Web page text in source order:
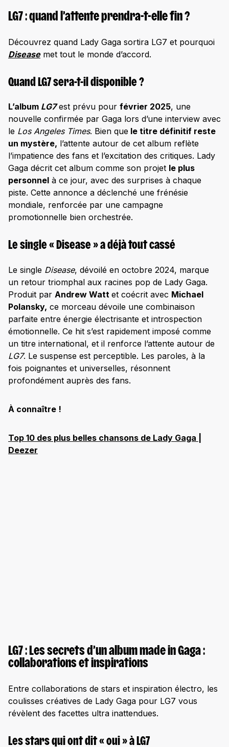
LG7 : quand l’attente prendra-t-elle fin ?
Découvrez quand Lady Gaga sortira LG7 et pourquoi
Diseasemet tout le monde d’accord.
Quand LG7 sera-t-il disponible ?
L’album LG7est prévu pour février 2025, une
nouvelle confirmée par Gaga lors d’une interview avec
le Los Angeles Times. Bien que le titre définitif reste
un mystère, l’attente autour de cet album reflète
l’impatience des fans et l’excitation des critiques. Lady
Gaga décrit cet album comme son projet le plus
personnel à ce jour, avec des surprises à chaque
piste. Cette annonce a déclenché une frénésie
mondiale, renforcée par une campagne
promotionnelle bien orchestrée.
Le single « Disease » a déjà tout cassé
Le single Disease, dévoilé en octobre 2024, marque
un retour triomphal aux racines pop de Lady Gaga.
Produit par Andrew Watt et coécrit avec Michael
Polansky, ce morceau dévoile une combinaison
parfaite entre énergie électrisante et introspection
émotionnelle. Ce hit s’est rapidement imposé comme
un titre international, et il renforce l’attente autour de
LG7. Le suspense est perceptible. Les paroles, à la
fois poignantes et universelles, résonnent
profondément auprès des fans.
À connaître !
Top 10 des plus belles chansons de Lady Gaga |
Deezer
LG7 : Les secrets d’un album made in Gaga :
collaborations et inspirations
Entre collaborations de stars et inspiration électro, les
coulisses créatives de Lady Gaga pour LG7 vous
révèlent des facettes ultra inattendues.
Les stars qui ont dit « oui » à LG7